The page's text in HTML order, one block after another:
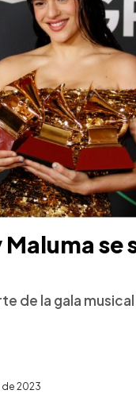
se
de la gala
de 2023